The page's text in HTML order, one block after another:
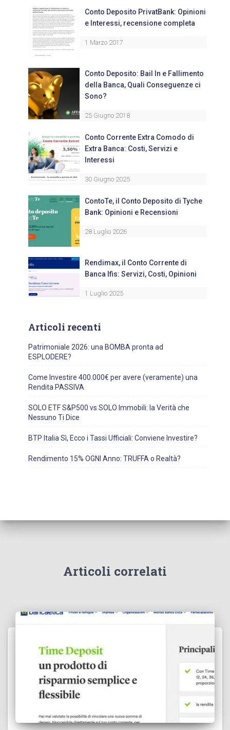
Conto Deposito PrivatBank: Opinioni
e Interessi, recensione completa
1 Marzo 2017
Conto Deposito: Bail In e Fallimento
della Banca, Quali Conseguenze ci
Sono?
25 Giugno 2018
Conto Corrente Extra Comodo di
Extra Banca: Costi, Servizi e
Interessi
30 Giugno 2025
ContoTe, il Conto Deposito di Tyche
Bank: Opinioni e Recensioni
28 Luglio 2026
Rendimax, il Conto Corrente di
Banca Ifis: Servizi, Costi, Opinioni
1 Luglio 2025
Articoli recenti
Patrimoniale 2026: una BOMBA pronta ad
ESPLODERE?
Come Investire 400.000€ per avere (veramente) una
Rendita PASSIVA
SOLO ETF S&P500 vs SOLO Immobili: la Verità che
Nessuno Ti Dice
BTP Italia Sì, Ecco i Tassi Ufficiali: Conviene Investire?
Rendimento 15% OGNI Anno: TRUFFA o Realtà?
Articoli correlati